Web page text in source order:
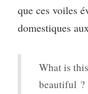
que ces voiles
domestiques
What is
beautiful ?